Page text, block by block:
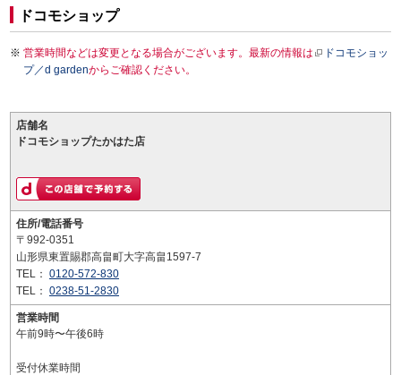
ドコモショップ
営業時間などは変更となる場合がございます。最新の情報は
ドコモショッ
プ／d gardenからご確認ください。
店舗名
ドコモショップたかはた店
住所/電話番号
〒992-0351
山形県東置賜郡高畠町大字高畠1597-7
TEL： 0120-572-830
TEL： 0238-51-2830
営業時間
午前9時〜午後6時
受付休業時間